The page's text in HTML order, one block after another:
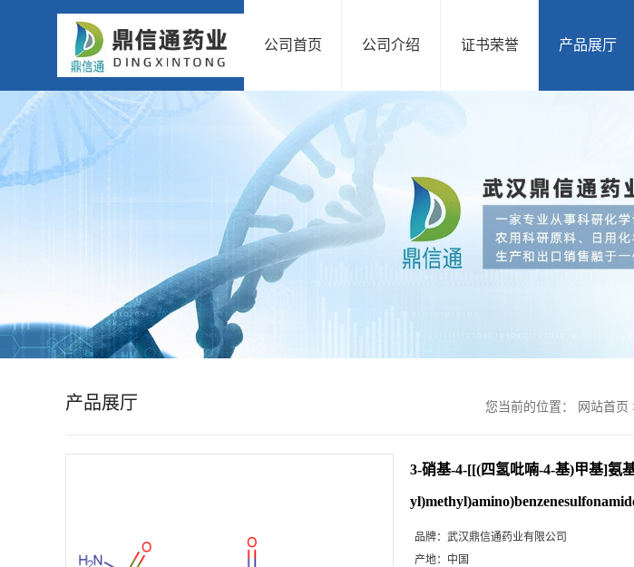
公司首页 公司介绍 证书荣誉 产品展厅
产品展厅 您当前的位置： 网站首页
3-硝基-4-[[(四氢吡喃-4-基)甲基]氨
品牌： 武汉鼎信通药业有限公司
产地： 中国